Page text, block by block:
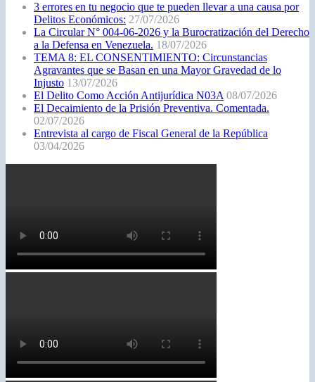
3 errores en tu negocio que te pueden llevar a una causa por
Delitos Económicos: 27/07/2026
La Circular N° 004-06-2026 y la Burocratización del Derecho
a la Defensa en Venezuela. 18/07/2026
TEMA 8: EL CONSENTIMIENTO: Circunstancias
Agravantes que se Basan en una Mayor Gravedad de lo
Injusto 13/07/2026
El Delito Como Acción Antijurídica N03A 08/07/2026
El Decaimiento de la Prisión Preventiva. Comentada.
02/07/2026
Entrevista al cargo de Fiscal General de la República
03/04/2026